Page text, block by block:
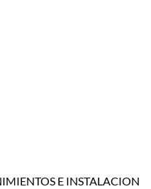
E INSTALACION